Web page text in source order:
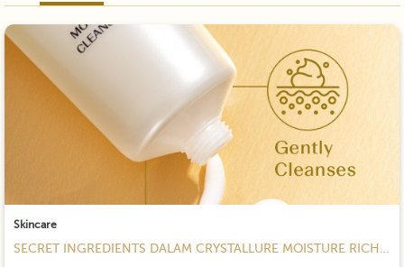
Skincare
SECRET INGREDIENTS DALAM CRYSTALLURE MOISTURE RICH…